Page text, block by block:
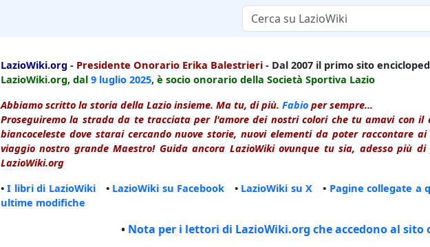
LazioWiki.org - Presidente Onorario Erika Balestrieri - Dal 2007 il primo sito
LazioWiki.org, dal 9 luglio 2025, è socio onorario della Società Sportiva Lazio
Abbiamo scritto la storia della Lazio insieme. Ma tu, di più. Fabio per sempre...
Proseguiremo la strada da te tracciata per l'amore dei nostri colori che tu amavi con
biancoceleste dove starai cercando nuove storie, nuovi elementi da poter raccontare
viaggio nostro grande Maestro! Guida ancora LazioWiki ovunque tu sia, adesso più
LazioWiki.org
•I libri di LazioWiki• LazioWiki su Facebook • LazioWiki su X • Pagine collegate a
ultime modifiche
• Nota per i lettori di LazioWiki.org che accedono al sito